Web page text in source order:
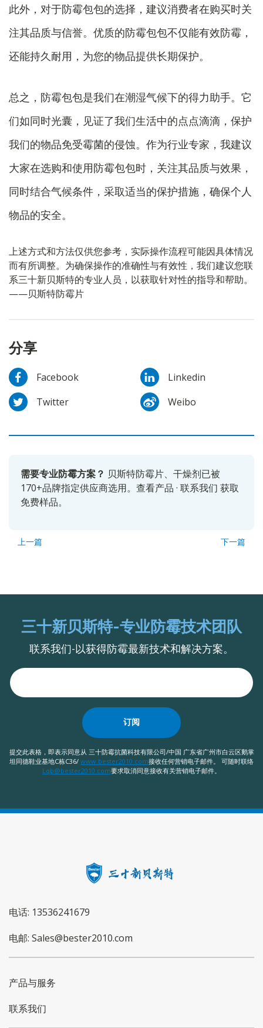
此外，对于防霉包包的选择，建议消费者在购买时关
注其品质与信誉。优质的防霉包包不仅能有效防霉，
还能持久耐用，为您的物品提供长期保护。
总之，防霉包包是我们在潮湿气候下的得力助手。它
们如同时光囊，见证了我们生活中的点点滴滴，保护
我们的物品免受霉菌的侵蚀。作为行业专家，我建议
大家在选购和使用防霉包包时，关注其品质与效果，
同时结合气候条件，采取适当的保护措施，确保个人
物品的安全。
上述方式和方法仅供您参考，实际操作流程可能因具体情况
而有所调整。为确保操作的准确性与有效性，我们建议您联
系三十新贝斯特的专业人员，以获取针对性的指导和帮助。
——贝斯特防霉片
分享
Facebook
Linkedin
Twitter
Weibo
需要专业防霉方案？ 贝斯特防霉片、干燥剂已被
170+品牌指定供应商选用。 查看产品 · 联系我们 获取
免费样品。
上一篇 下一篇
三十新贝斯特-专业防霉技术团队
联系我们-以获得防霉最新技术和解决方案。
订阅
提交此表格，即表示同意从 三十防霉抗菌科技有限公司/中国 广东省广州市白云区鹅掌
坦同德鞋业基地C栋C36/ www.bester2010.com接收任何营销电子邮件。 可随时联络
Lqb@bester2010.com要求取消同意接收有关营销电子邮件。
电话: 13536241679
电邮: Sales@bester2010.com
产品与服务
联系我们